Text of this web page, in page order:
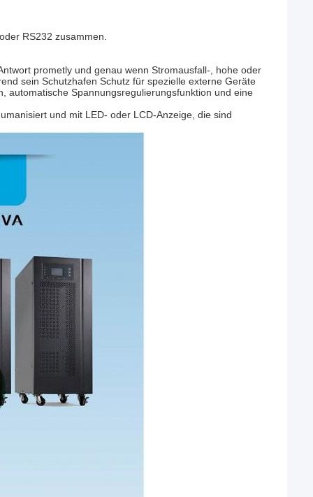
RS232 zusammen.
prometly und genau wenn Stromausfall-, hohe oder
sein Schutzhafen Schutz für spezielle externe Geräte
automatische Spannungsregulierungsfunktion und eine
und mit LED- oder LCD-Anzeige, die sind